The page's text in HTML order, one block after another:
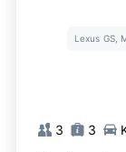
Lexus GS,
3 3